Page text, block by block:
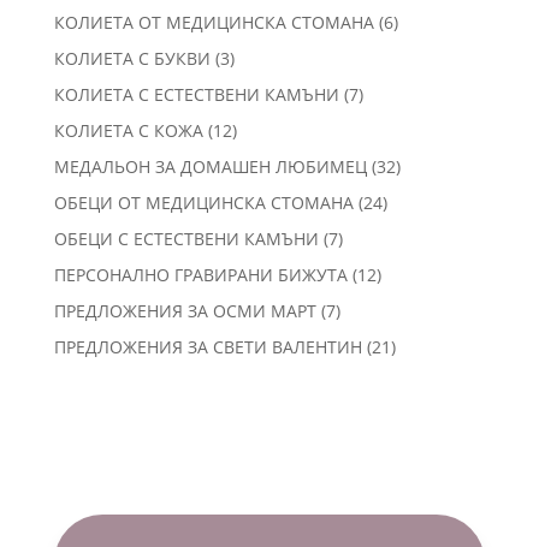
продукта
КОЛИЕТА ОТ МЕДИЦИНСКА СТОМАНА 66
КОЛИЕТА С БУКВИ 33
продукта
КОЛИЕТА С ЕСТЕСТВЕНИ КАМЪНИ 77
КОЛИЕТА С КОЖА 1212
продукта
МЕДАЛЬОН ЗА ДОМАШЕН ЛЮБИМЕЦ 3232
ОБЕЦИ ОТ МЕДИЦИНСКА СТОМАНА 2424
ОБЕЦИ С ЕСТЕСТВЕНИ КАМЪНИ 77
продукта
ПЕРСОНАЛНО ГРАВИРАНИ БИЖУТА 1212
ПРЕДЛОЖЕНИЯ ЗА ОСМИ МАРТ 77
продукта
ПРЕДЛОЖЕНИЯ ЗА СВЕТИ ВАЛЕНТИН 2121